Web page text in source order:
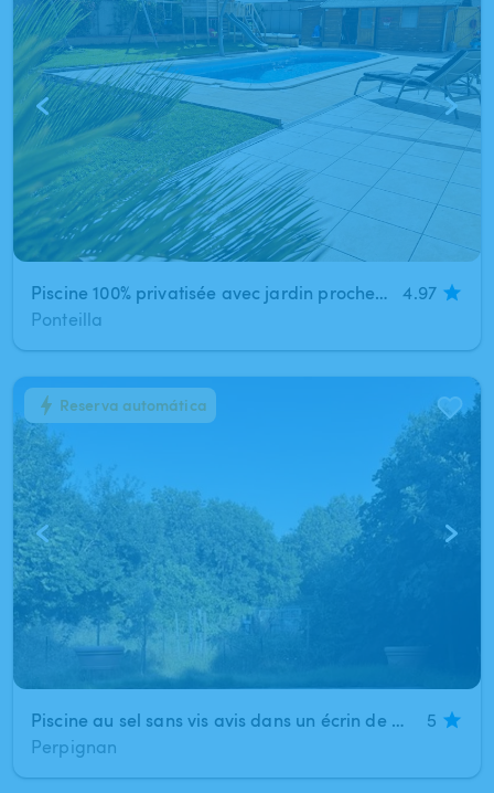
Piscine 100% privatisée avec jardin proche Perpignan
4.97
Ponteilla
1/6
Piscine au sel sans vis avis dans un écrin de verdure
5
Perpignan
Reserva automática